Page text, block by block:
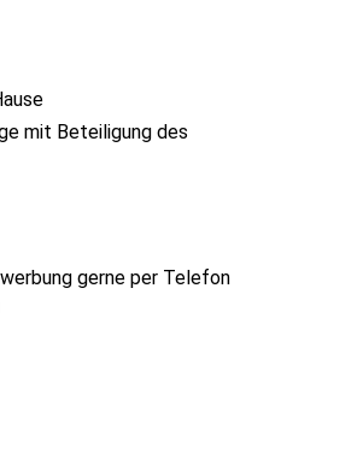
mit Beteiligung des
gerne per Telefon